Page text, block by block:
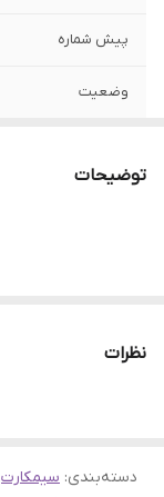
پیش شماره
وضعیت
توضیحات
نظرات
دسته‌بندی: سیمکارت